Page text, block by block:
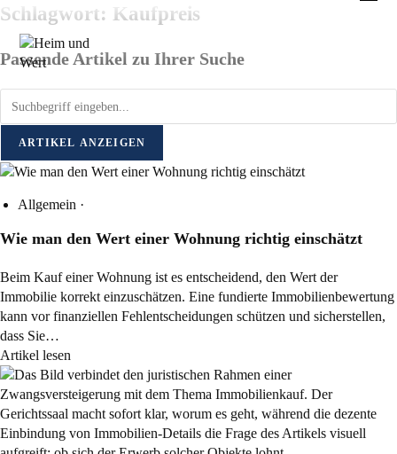
Zum
Inhalt
springen
Schlagwort: Kaufpreis
Passende Artikel zu Ihrer Suche
ARTIKEL ANZEIGEN
Allgemein ·
Wie man den Wert einer Wohnung richtig einschätzt
Beim Kauf einer Wohnung ist es entscheidend, den Wert der
Immobilie korrekt einzuschätzen. Eine fundierte Immobilienbewertung
kann vor finanziellen Fehlentscheidungen schützen und sicherstellen,
dass Sie…
Artikel lesen